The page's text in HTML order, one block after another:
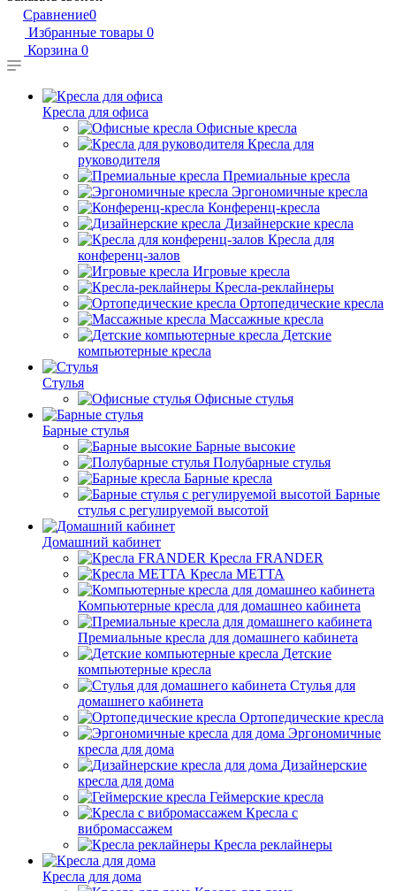
Сравнение0
Избранные товары 0
Корзина 0
Кресла для офиса
Офисные кресла
Кресла для
руководителя
Премиальные кресла
Эргономичные кресла
Конференц-кресла
Дизайнерские кресла
Кресла для
конференц-залов
Игровые кресла
Кресла-реклайнеры
Ортопедические кресла
Массажные кресла
Детские
компьютерные кресла
Стулья
Офисные стулья
Барные стулья
Барные высокие
Полубарные стулья
Барные кресла
Барные
стулья с регулируемой высотой
Домашний кабинет
Кресла FRANDER
Кресла METTA
Компьютерные кресла для домашнео кабинета
Премиальные кресла для домашнего кабинета
Детские
компьютерные кресла
Стулья для
домашнего кабинета
Ортопедические кресла
Эргономичные
кресла для дома
Дизайнерские
кресла для дома
Геймерские кресла
Кресла с
вибромассажем
Кресла реклайнеры
Кресла для дома